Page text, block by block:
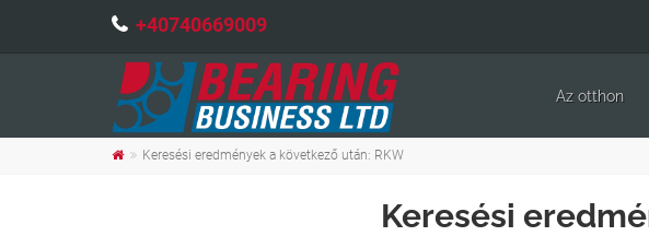
+40740669009
Az otthon
Keresési eredmények a következő után: RKW
Keresési